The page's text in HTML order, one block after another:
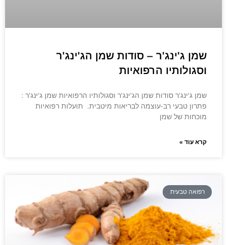
שמן ג'ינג'ר – סודות שמן הג'ינג'ר
וסגולותיו הרפואיות
שמן ג'ינג'ר סודות שמן הג'ינג'ר וסגולותיו הרפואיות שמן ג'ינג'ר :
פתרון טבעי רב-עוצמה לבריאות מיטבית. תועלות רפואיות
מוכחות של שמן
קרא עוד »
רפואה טבעית